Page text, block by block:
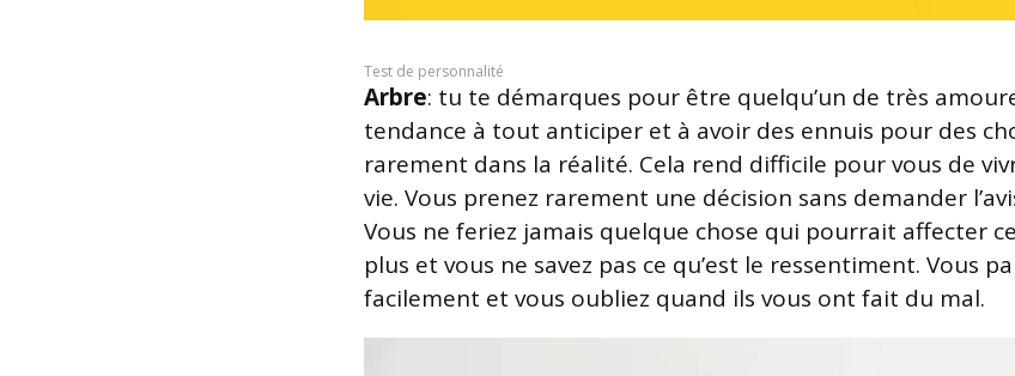
Test de personnalité
Arbre: tu te démarques pour être quelqu’un de très
tendance à tout anticiper et à avoir des ennuis pour des
rarement dans la réalité. Cela rend difficile pour vous de
vie. Vous prenez rarement une décision sans demander
Vous ne feriez jamais quelque chose qui pourrait affecter
plus et vous ne savez pas ce qu’est le ressentiment. Vous
facilement et vous oubliez quand ils vous ont fait du mal.